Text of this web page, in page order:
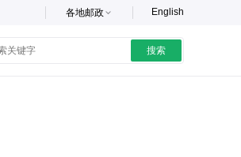
English
各地邮政
搜索